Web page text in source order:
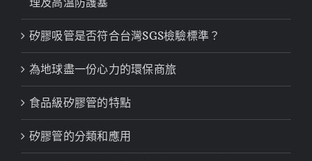
矽膠吸管是否符合台灣SGS檢驗標準？
為地球盡一份心力的環保商旅
食品級矽膠管的特點
矽膠管的分類和應用